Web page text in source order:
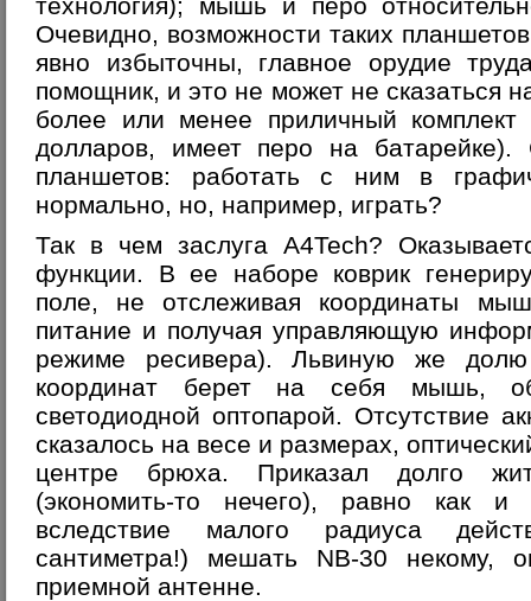
Очевидно, возможности таких
явно избыточны, главное орудие
помощник, и это не может не сказаться
более или менее приличный
долларов, имеет перо на батарейке).
планшетов: работать с ним в
нормально, но, например, играть?
Так в чем заслуга A4Tech?
функции. В ее наборе коврик
поле, не отслеживая координаты
питание и получая управляющую
режиме ресивера). Львиную же
координат берет на себя мышь,
светодиодной оптопарой. Отсутствие
сказалось на весе и размерах,
центре брюха. Приказал долго
(экономить-то нечего), равно как
вследствие малого радиуса
сантиметра!) мешать NB-30 некому,
приемной антенне.